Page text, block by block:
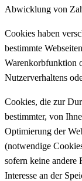
Abwicklung von
Cookies haben
bestimmte
Warenkorbfunktion
Nutzerverhaltens
Cookies, die zur
bestimmter, von
Optimierung der
(notwendige
sofern keine andere
Interesse an der